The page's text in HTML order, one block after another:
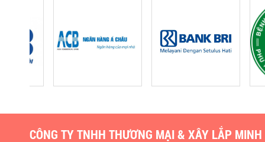
CÔNG TY TNHH THƯƠNG MẠI & XÂY LẮP